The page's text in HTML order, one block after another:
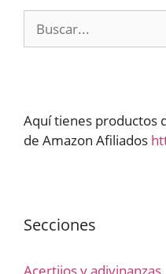
Aquí tienes productos
de Amazon Afiliados
Secciones
Acertijos y adivinanzas